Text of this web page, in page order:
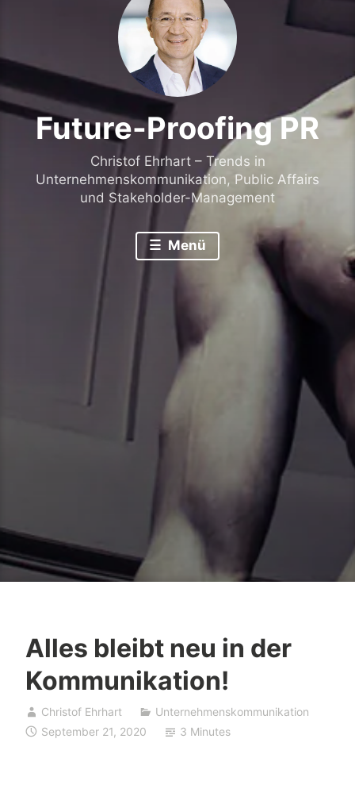
Future-Proofing PR
Christof Ehrhart – Trends in
Unternehmenskommunikation, Public Affairs
und Stakeholder-Management
Menü
Alles bleibt neu in der
Kommunikation!
Christof Ehrhart
Unternehmenskommunikation
September 21, 2020
3 Minutes